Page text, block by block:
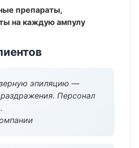
препараты,
на каждую ампулу
эпиляцию —
раздражения. Персонал